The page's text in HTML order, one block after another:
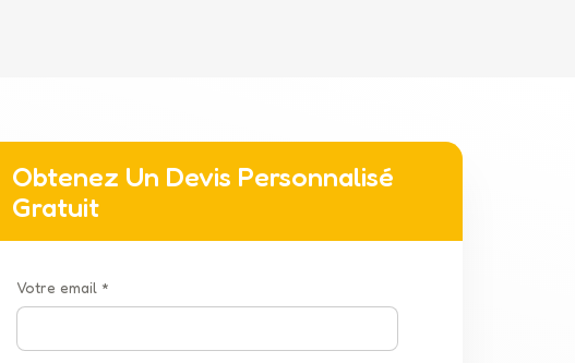
Obtenez Un Devis Personnalisé
Gratuit
Votre email *